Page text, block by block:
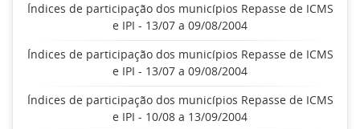
Índices de participação dos municípios Repasse de ICMS
e IPI - 13/07 a 09/08/2004
Índices de participação dos municípios Repasse de ICMS
e IPI - 13/07 a 09/08/2004
Índices de participação dos municípios Repasse de ICMS
e IPI - 10/08 a 13/09/2004